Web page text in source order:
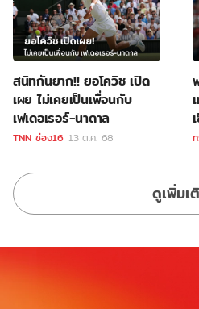
สนิทกันยาก!! ยอโควิช เปิด
เผย ไม่เคยเป็นเพื่อนกับ
เฟเดอเรอร์-นาดาล
TNN ช่อง16 13 ต.ค. 68
ดูเพิ่มเ